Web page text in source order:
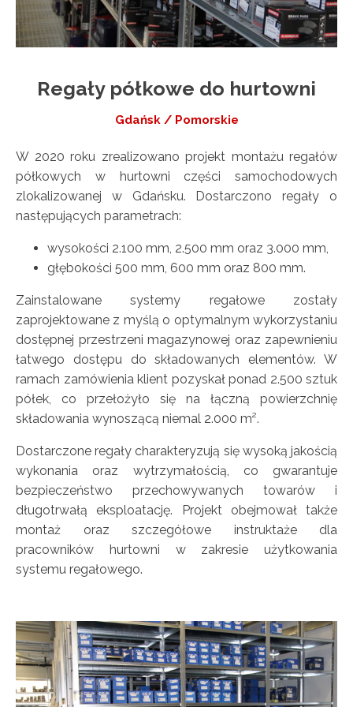
Regały półkowe do hurtowni
Gdańsk / Pomorskie
W 2020 roku zrealizowano projekt montażu regałów
półkowych w hurtowni części samochodowych
zlokalizowanej w Gdańsku. Dostarczono regały o
następujących parametrach:
wysokości 2.100 mm, 2.500 mm oraz 3.000 mm,
głębokości 500 mm, 600 mm oraz 800 mm.
Zainstalowane systemy regałowe zostały
zaprojektowane z myślą o optymalnym wykorzystaniu
dostępnej przestrzeni magazynowej oraz zapewnieniu
łatwego dostępu do składowanych elementów. W
ramach zamówienia klient pozyskał ponad 2.500 sztuk
półek, co przełożyło się na łączną powierzchnię
składowania wynoszącą niemal 2.000 m².
Dostarczone regały charakteryzują się wysoką jakością
wykonania oraz wytrzymałością, co gwarantuje
bezpieczeństwo przechowywanych towarów i
długotrwałą eksploatację. Projekt obejmował także
montaż oraz szczegółowe instruktaże dla
pracowników hurtowni w zakresie użytkowania
systemu regałowego.